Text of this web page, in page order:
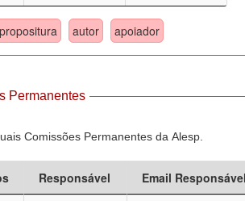
propositura autor apoiador
Permanentes
Comissões Permanentes da Alesp.
Responsável
Email